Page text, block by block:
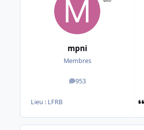
mpni
Membres
953
messages
Lieu : LFRB